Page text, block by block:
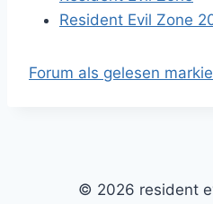
Resident Evil Zone
Forum als gelesen
© 2026 resident